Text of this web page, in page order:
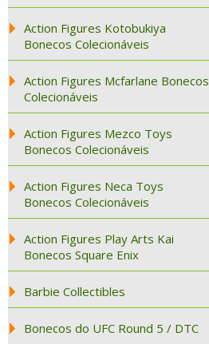
Action Figures Kotobukiya
Bonecos Colecionáveis
Action Figures Mcfarlane Bonecos
Colecionáveis
Action Figures Mezco Toys
Bonecos Colecionáveis
Action Figures Neca Toys
Bonecos Colecionáveis
Action Figures Play Arts Kai
Bonecos Square Enix
Barbie Collectibles
Bonecos do UFC Round 5 / DTC